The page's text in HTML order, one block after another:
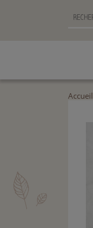
Accueil